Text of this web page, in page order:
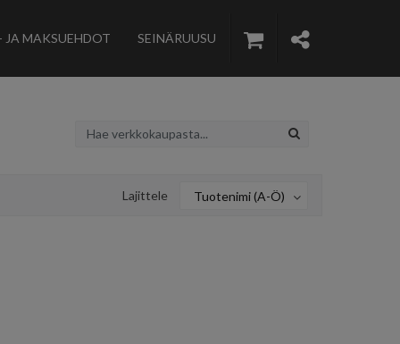
MAKSUEHDOT SEINÄRUUSU
Lajittele Tuotenimi (A-Ö)